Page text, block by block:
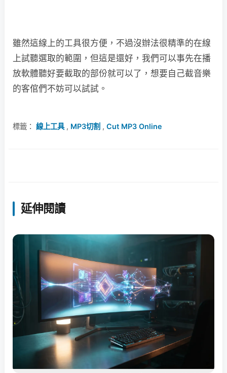
雖然這線上的工具很方便，不過沒辦法很精準的在線
上試聽選取的範圍，但這是還好，我們可以事先在播
放軟體聽好要截取的部份就可以了，想要自己截音樂
的客倌們不妨可以試試。
標籤： 線上工具, MP3切割 , Cut MP3 Online
延伸閱讀